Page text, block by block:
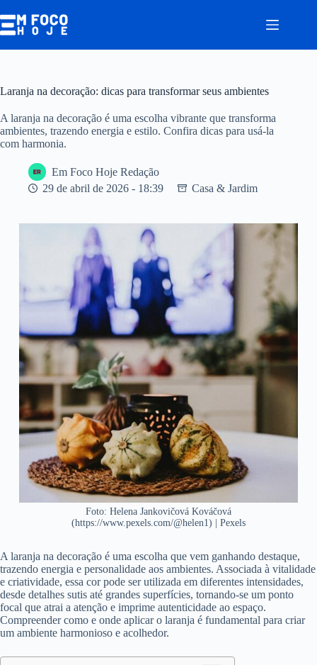
para
o
Laranja na decoração: dicas para transformar seus ambientes
A laranja na decoração é uma escolha vibrante que transforma
ambientes, trazendo energia e estilo. Confira dicas para usá-la
com harmonia.
Em Foco Hoje Redação
29 de abril de 2026 - 18:39
Casa & Jardim
Foto: Helena Jankovičová Kováčová
(https://www.pexels.com/@helen1) | Pexels
A laranja na decoração é uma escolha que vem ganhando destaque,
trazendo energia e personalidade aos ambientes. Associada à vitalidade
e criatividade, essa cor pode ser utilizada em diferentes intensidades,
desde detalhes sutis até grandes superfícies, tornando-se um ponto
focal que atrai a atenção e imprime autenticidade ao espaço.
Compreender como e onde aplicar o laranja é fundamental para criar
um ambiente harmonioso e acolhedor.